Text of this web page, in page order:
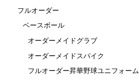
フルオーダー
ベースボール
オーダーメイドグラブ
オーダーメイドスパイク
フルオーダー昇華野球ユニフォーム